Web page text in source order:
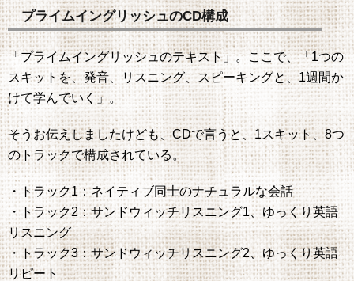
プライムイングリッシュのCD構成
「プライムイングリッシュのテキスト」。ここで、「1つの
スキットを、発音、リスニング、スピーキングと、1週間か
けて学んでいく」。
そうお伝えしましたけども、CDで言うと、1スキット、8つ
のトラックで構成されている。
・トラック1：ネイティブ同士のナチュラルな会話
・トラック2：サンドウィッチリスニング1、ゆっくり英語
リスニング
・トラック3：サンドウィッチリスニング2、ゆっくり英語
リピート